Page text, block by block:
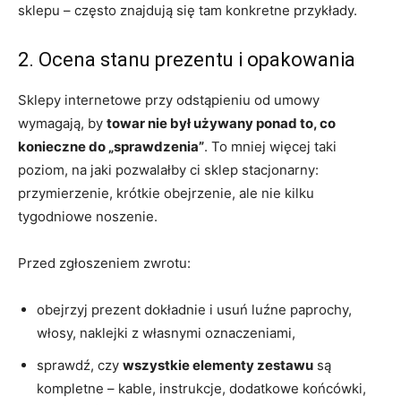
sklepu – często znajdują się tam konkretne przykłady.
2. Ocena stanu prezentu i opakowania
Sklepy internetowe przy odstąpieniu od umowy
wymagają, by towar nie był używany ponad to, co
konieczne do „sprawdzenia”. To mniej więcej taki
poziom, na jaki pozwalałby ci sklep stacjonarny:
przymierzenie, krótkie obejrzenie, ale nie kilku
tygodniowe noszenie.
Przed zgłoszeniem zwrotu:
obejrzyj prezent dokładnie i usuń luźne paprochy,
włosy, naklejki z własnymi oznaczeniami,
sprawdź, czy wszystkie elementy zestawu są
kompletne – kable, instrukcje, dodatkowe końcówki,